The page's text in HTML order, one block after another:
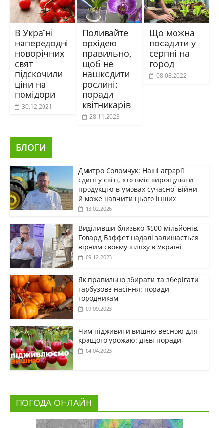
В Україні
напередодні
новорічних
свят
підскочили
ціни на
помідори
30.12.2021
Поливайте
орхідею
правильно,
щоб не
нашкодити
рослині:
поради
квітникарів
28.11.2023
Що можна
посадити у
серпні на
городі
08.08.2022
БЛОГИ
Дмитро Соломчук: Наші аграрії
єдині у світі, хто вміє вирощувати
продукцію в умовах сучасної війни
й може навчити цього інших
13.02.2026
Виділивши близько $500 мільйонів,
Говард Баффет надалі залишається
вірним своєму шляху в Україні
09.12.2023
Як правильно збирати та зберігати
гарбузове насіння: поради
городникам
09.09.2023
Чим підживити вишню весною для
кращого урожаю: дієві поради
04.04.2023
ПОГОДА ОНЛАЙН